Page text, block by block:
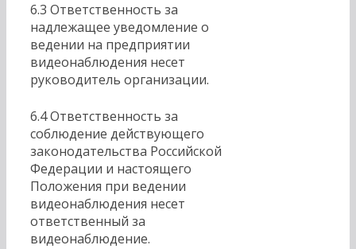
6.3 Ответственность за
надлежащее уведомление о
ведении на предприятии
видеонаблюдения несет
руководитель организации.
6.4 Ответственность за
соблюдение действующего
законодательства Российской
Федерации и настоящего
Положения при ведении
видеонаблюдения несет
ответственный за
видеонаблюдение.